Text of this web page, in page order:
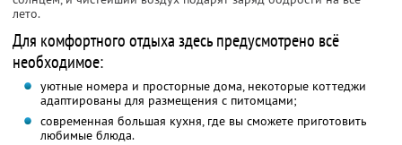
лето.
Для комфортного отдыха здесь предусмотрено всё
необходимое:
уютные номера и просторные дома, некоторые коттеджи
адаптированы для размещения с питомцами;
современная большая кухня, где вы сможете приготовить
любимые блюда.